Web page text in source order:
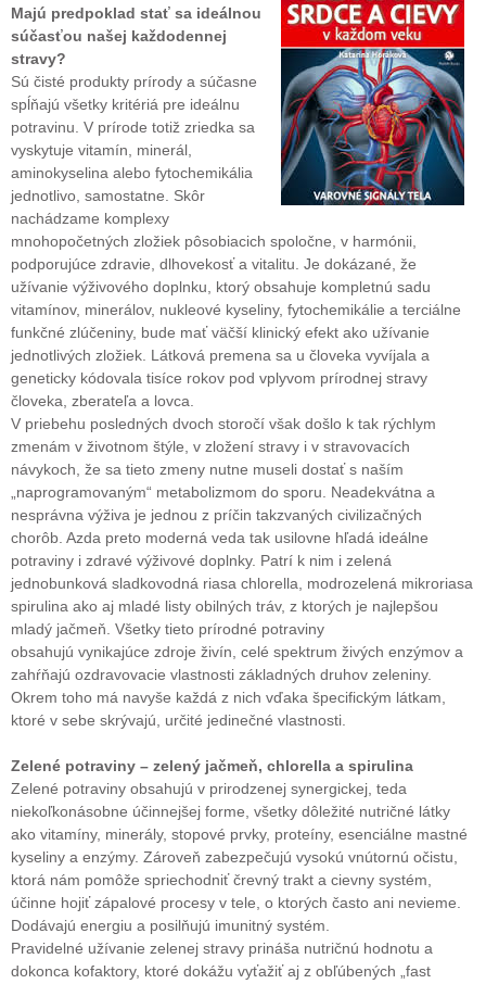
Majú predpoklad stať sa ideálnou
súčasťou našej každodennej
stravy?
Sú čisté produkty prírody a súčasne
spĺňajú všetky kritériá pre ideálnu
potravinu. V prírode totiž zriedka sa
vyskytuje vitamín, minerál,
aminokyselina alebo fytochemikália
jednotlivo, samostatne. Skôr
nachádzame komplexy
mnohopočetných zložiek pôsobiacich spoločne, v harmónii,
podporujúce zdravie, dlhovekosť a vitalitu. Je dokázané, že
užívanie výživového doplnku, ktorý obsahuje kompletnú sadu
vitamínov, minerálov, nukleové kyseliny, fytochemikálie a terciálne
funkčné zlúčeniny, bude mať väčší klinický efekt ako užívanie
jednotlivých zložiek. Látková premena sa u človeka vyvíjala a
geneticky kódovala tisíce rokov pod vplyvom prírodnej stravy
človeka, zberateľa a lovca.
V priebehu posledných dvoch storočí však došlo k tak rýchlym
zmenám v životnom štýle, v zložení stravy i v stravovacích
návykoch, že sa tieto zmeny nutne museli dostať s naším
„naprogramovaným“ metabolizmom do sporu. Neadekvátna a
nesprávna výživa je jednou z príčin takzvaných civilizačných
chorôb. Azda preto moderná veda tak usilovne hľadá ideálne
potraviny i zdravé výživové doplnky. Patrí k nim i zelená
jednobunková sladkovodná riasa chlorella, modrozelená mikroriasa
spirulina ako aj mladé listy obilných tráv, z ktorých je najlepšou
mladý jačmeň. Všetky tieto prírodné potraviny
obsahujú vynikajúce zdroje živín, celé spektrum živých enzýmov a
zahŕňajú ozdravovacie vlastnosti základných druhov zeleniny.
Okrem toho má navyše každá z nich vďaka špecifickým látkam,
ktoré v sebe skrývajú, určité jedinečné vlastnosti.
Zelené potraviny – zelený jačmeň, chlorella a spirulina
Zelené potraviny obsahujú v prirodzenej synergickej, teda
niekoľkonásobne účinnejšej forme, všetky dôležité nutričné látky
ako vitamíny, minerály, stopové prvky, proteíny, esenciálne mastné
kyseliny a enzýmy. Zároveň zabezpečujú vysokú vnútornú očistu,
ktorá nám pomôže spriechodniť črevný trakt a cievny systém,
účinne hojiť zápalové procesy v tele, o ktorých často ani nevieme.
Dodávajú energiu a posilňujú imunitný systém.
Pravidelné užívanie zelenej stravy prináša nutričnú hodnotu a
dokonca kofaktory, ktoré dokážu vyťažiť aj z obľúbených „fast